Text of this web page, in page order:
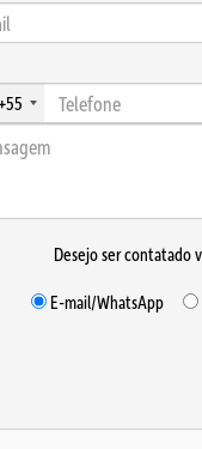
Desejo ser contatado
E-mail/WhatsApp